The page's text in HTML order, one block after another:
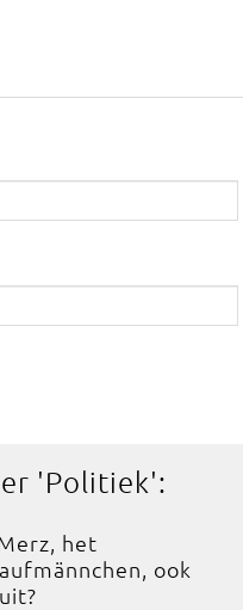
'Politiek':
het
ook